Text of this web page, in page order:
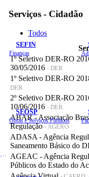
SEFIN
Finanças
SEOSP
Obras e Serviços Públicos
Serviços - Cidadão
Todos
1º Seletivo DER-RO
30/05/2016 - DER
1º Seletivo DER-RO
DER
2º Seletivo DER-RO
10/06/2016 - DER
ABAR - Associação
Regulação- AGERO
ADASA - Agência
Saneamento Básico do
AGEAC - Agência
Públicos do Estado do